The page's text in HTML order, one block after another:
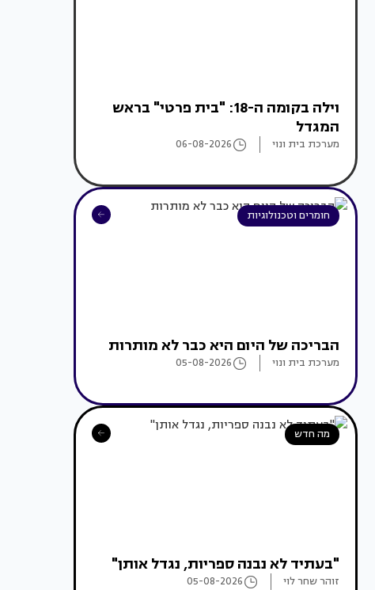
וילה בקומה ה-18: "בית פרטי" בראש
המגדל
מערכת בית ונוי 06-08-2026
חומרים וטכנולוגיות
הבריכה של היום היא כבר לא מותרות
מערכת בית ונוי 05-08-2026
מה חדש
"בעתיד לא נבנה ספריות, נגדל אותן"
זוהר שחר לוי 05-08-2026